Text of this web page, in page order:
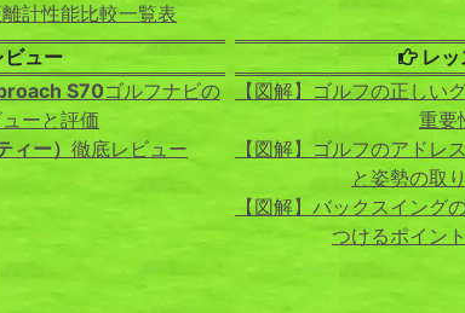
計性能比較一覧表
ビュー
S70ゴルフナビの
ーと評価
ー） 徹底レビュー
レッ
【図解】ゴルフの正しい
重要
【図解】ゴルフのアドレ
と姿勢の取
【図解】バックスイング
つけるポイン